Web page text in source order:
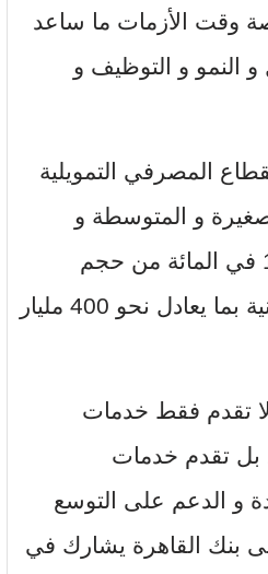
وقت الأزمات ما ساعد
النمو و التوظيف و
المصرفي التمويلية
و المتوسطة و
متناهية الصغر تمثل 12 في المائة من حجم
محفظة القطاع الائتمانية بما يعادل نحو 400 مليار
تقدم فقط خدمات
بل تقدم خدمات
و الدعم على التوسع
بنك القاهرة يشارك في